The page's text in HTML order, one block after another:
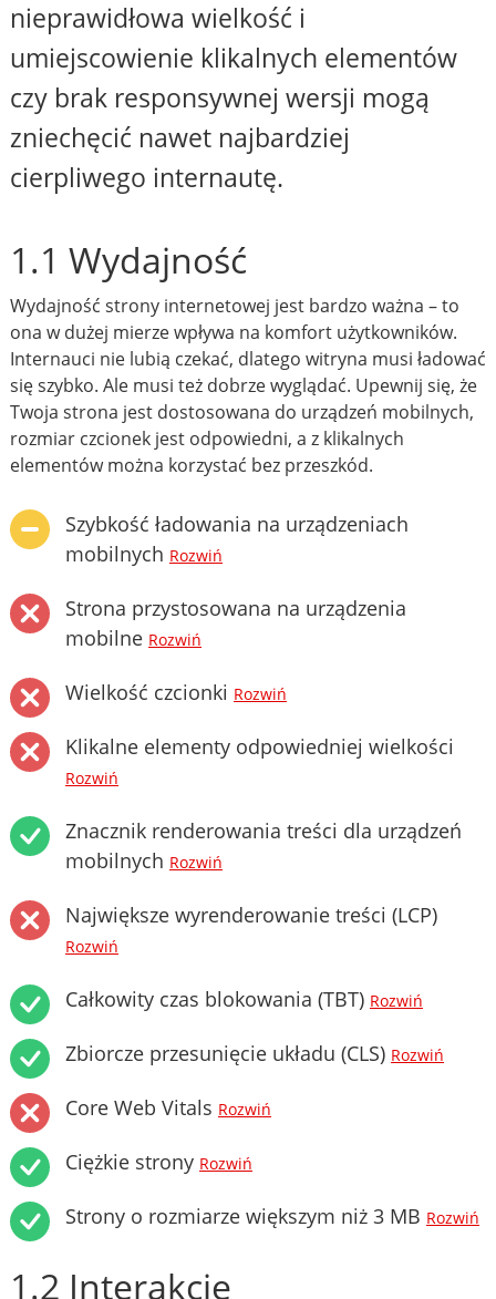
nieprawidłowa wielkość i
umiejscowienie klikalnych elementów
czy brak responsywnej wersji mogą
zniechęcić nawet najbardziej
cierpliwego internautę.
1.1 Wydajność
Wydajność strony internetowej jest bardzo ważna – to
ona w dużej mierze wpływa na komfort użytkowników.
Internauci nie lubią czekać, dlatego witryna musi ładować
się szybko. Ale musi też dobrze wyglądać. Upewnij się, że
Twoja strona jest dostosowana do urządzeń mobilnych,
rozmiar czcionek jest odpowiedni, a z klikalnych
elementów można korzystać bez przeszkód.
Szybkość ładowania na urządzeniach
mobilnych Rozwiń
Strona przystosowana na urządzenia
mobilne Rozwiń
Wielkość czcionki Rozwiń
Klikalne elementy odpowiedniej wielkości
Rozwiń
Znacznik renderowania treści dla urządzeń
mobilnych Rozwiń
Największe wyrenderowanie treści (LCP)
Rozwiń
Całkowity czas blokowania (TBT) Rozwiń
Zbiorcze przesunięcie układu (CLS) Rozwiń
Core Web Vitals Rozwiń
Ciężkie strony Rozwiń
Strony o rozmiarze większym niż 3 MB Rozwiń
1.2 Interakcje